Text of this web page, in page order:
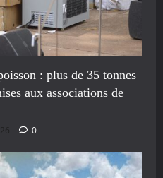
: plus de 35 tonnes
aux associations de
0